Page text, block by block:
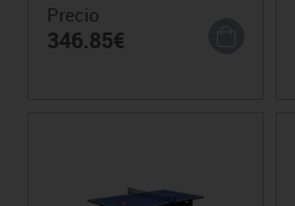
Precio
346.85€